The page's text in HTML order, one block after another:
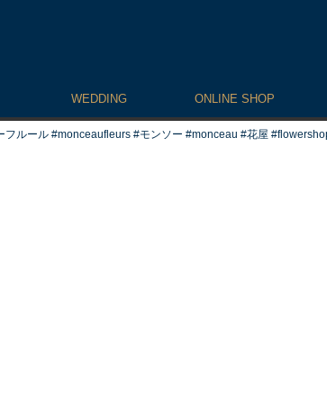
WEDDING ONLINE SHOP
ルール #monceaufleurs #モンソー #monceau #花屋